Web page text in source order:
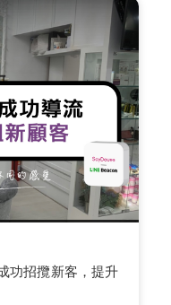
功招攬新客，提升